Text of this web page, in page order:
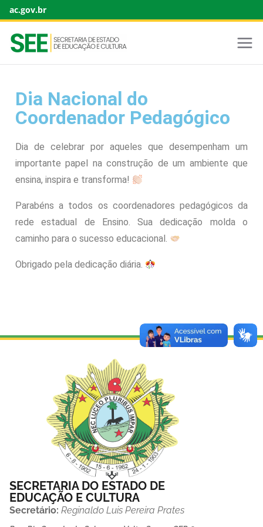
ac.gov.br
Dia Nacional do
Coordenador Pedagógico
Dia de celebrar por aqueles que desempenham um
importante papel na construção de um ambiente que
ensina, inspira e transforma!
Parabéns a todos os coordenadores pedagógicos da
rede estadual de Ensino. Sua dedicação molda o
caminho para o sucesso educacional.
Obrigado pela dedicação diária.
SECRETARIA DO ESTADO DE
EDUCAÇÃO E CULTURA
Secretário: Reginaldo Luis Pereira Prates